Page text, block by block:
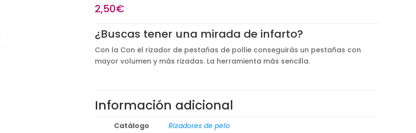
2,50€
¿Buscas tener una mirada de infarto?
Con la Con el rizador de pestañas de pollie conseguirás un pestañas con
mayor volumen y más rizadas. La herramienta más sencilla.
Información adicional
Catálogo
Rizadores de pelo